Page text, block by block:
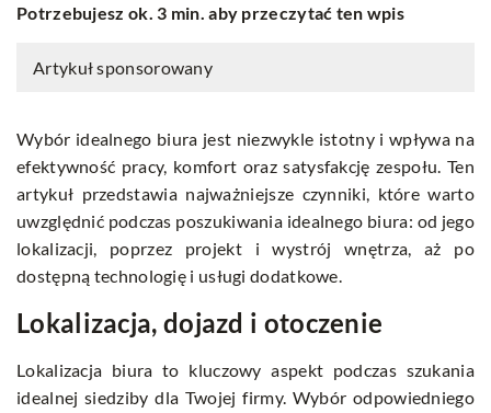
Potrzebujesz ok. 3 min. aby przeczytać ten wpis
Artykuł sponsorowany
Wybór idealnego biura jest niezwykle istotny i wpływa na
efektywność pracy, komfort oraz satysfakcję zespołu. Ten
artykuł przedstawia najważniejsze czynniki, które warto
uwzględnić podczas poszukiwania idealnego biura: od jego
lokalizacji, poprzez projekt i wystrój wnętrza, aż po
dostępną technologię i usługi dodatkowe.
Lokalizacja, dojazd i otoczenie
Lokalizacja biura to kluczowy aspekt podczas szukania
idealnej siedziby dla Twojej firmy. Wybór odpowiedniego